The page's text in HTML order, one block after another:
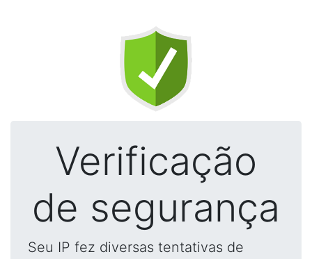
Verificação
de segurança
Seu IP fez diversas tentativas de